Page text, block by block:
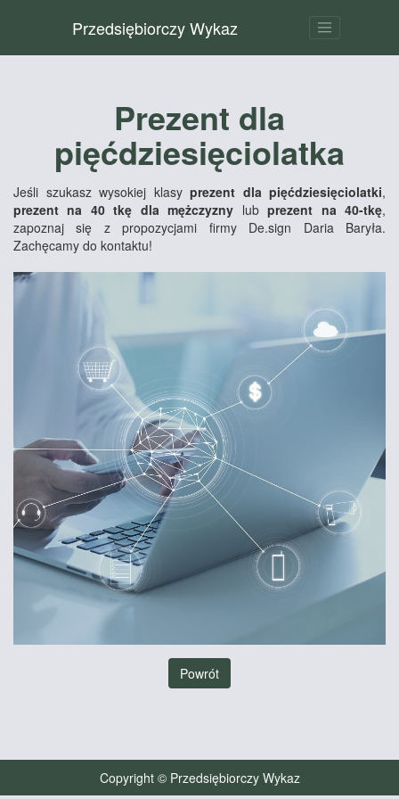
Przedsiębiorczy Wykaz
Prezent dla
pięćdziesięciolatka
Jeśli szukasz wysokiej klasy prezent dla pięćdziesięciolatki,
prezent na 40 tkę dla mężczyzny lubprezent na 40-tkę,
zapoznaj się z propozycjami firmy De.sign Daria Baryła.
Zachęcamy do kontaktu!
Powrót
Copyright © Przedsiębiorczy Wykaz